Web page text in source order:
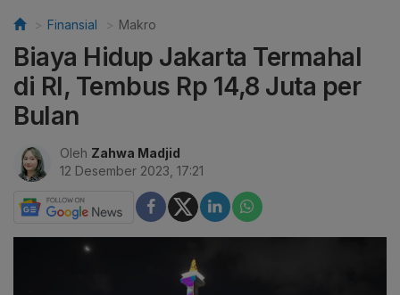
Finansial Makro
Biaya Hidup Jakarta Termahal
di RI, Tembus Rp 14,8 Juta per
Bulan
Oleh Zahwa Madjid
12 Desember 2023, 17:21